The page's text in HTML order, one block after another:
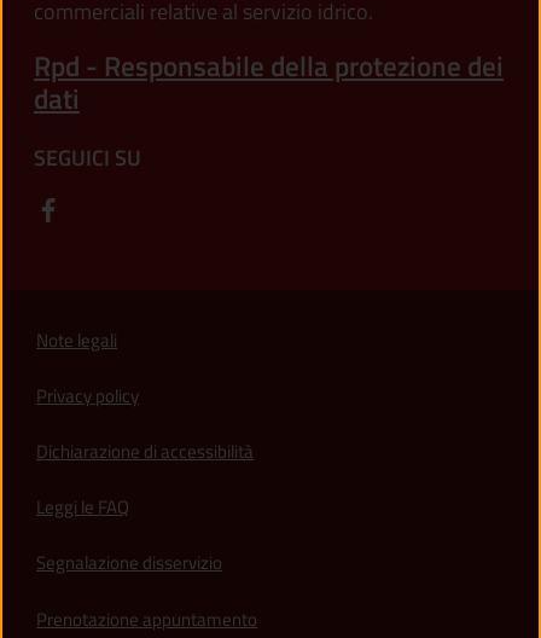
commerciali relative al servizio idrico.
Rpd - Responsabile della protezione dei
dati
SEGUICI SU
Note legali
Privacy policy
Dichiarazione di accessibilità
Leggi le FAQ
Segnalazione disservizio
Prenotazione appuntamento